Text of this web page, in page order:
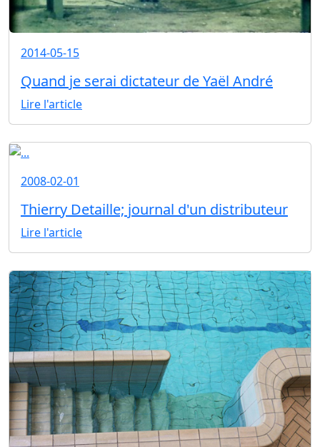
2014-05-15
Quand je serai dictateur de Yaël André
Lire l'article
2008-02-01
Thierry Detaille; journal d'un distributeur
Lire l'article